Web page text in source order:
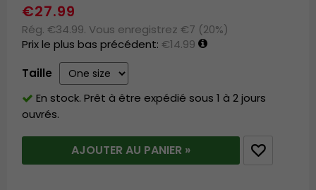
€27.99
Rég. €34.99. Vous enregistrez €7 (20%)
Prix le plus bas précédent: €14.99
Taille
En stock. Prêt à être expédié sous 1 à 2 jours
ouvrés.
AJOUTER AU PANIER »